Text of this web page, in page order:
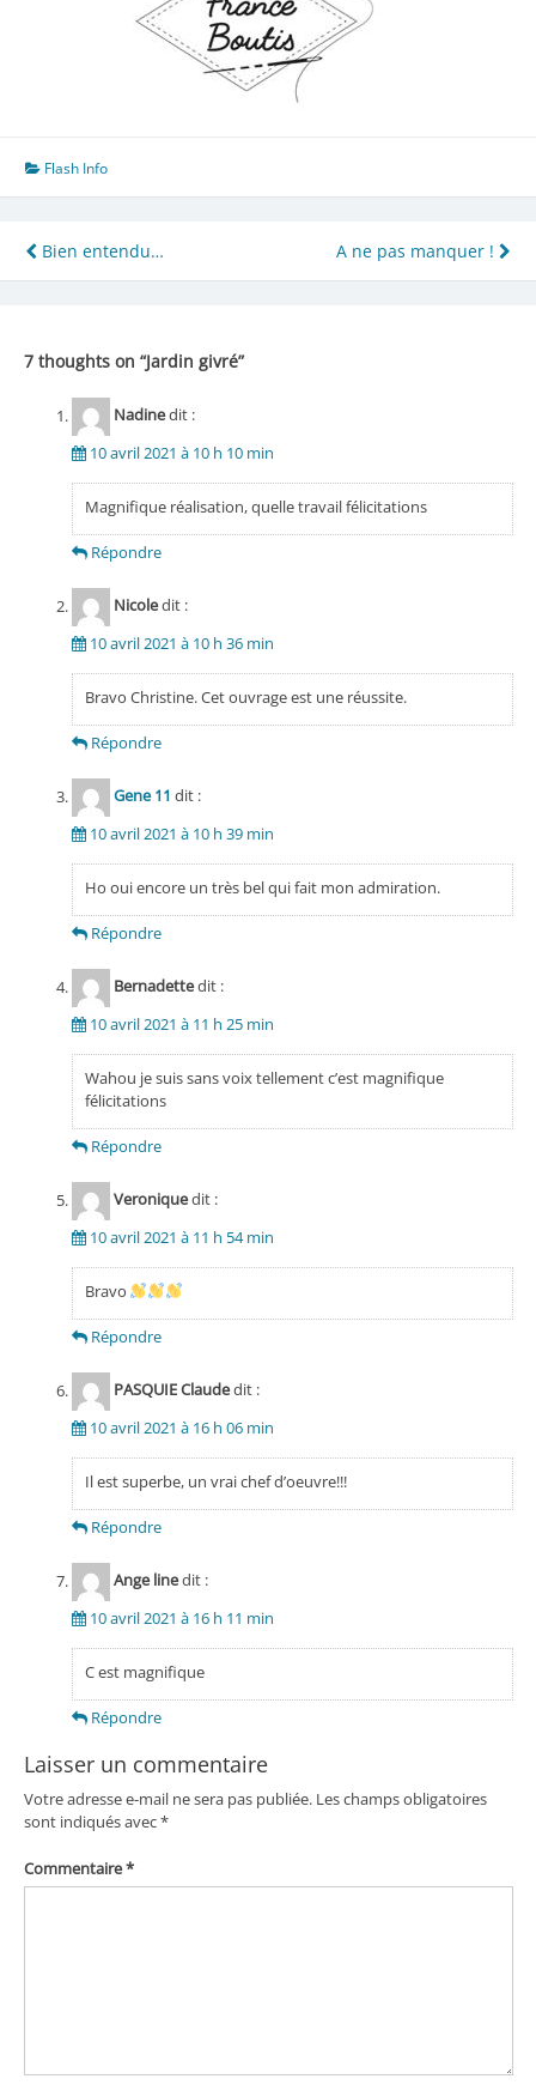
Flash Info
Navigation
de
Bien entendu… A ne pas manquer !
7 thoughts on “Jardin givré”
Nadinedit :
10 avril 2021 à 10 h 10 min
Magnifique réalisation, quelle travail félicitations
Répondre
Nicoledit :
10 avril 2021 à 10 h 36 min
Bravo Christine. Cet ouvrage est une réussite.
Répondre
Gene 11 dit :
10 avril 2021 à 10 h 39 min
Ho oui encore un très bel qui fait mon admiration.
Répondre
Bernadettedit :
10 avril 2021 à 11 h 25 min
Wahou je suis sans voix tellement c’est magnifique
félicitations
Répondre
Veroniquedit :
10 avril 2021 à 11 h 54 min
Bravo
Répondre
PASQUIE Claudedit :
10 avril 2021 à 16 h 06 min
Il est superbe, un vrai chef d’oeuvre!!!
Répondre
Ange linedit :
10 avril 2021 à 16 h 11 min
C est magnifique
Répondre
Laisser un commentaire
Votre adresse e-mail ne sera pas publiée. Les champs obligatoires
sont indiqués avec*
Commentaire*